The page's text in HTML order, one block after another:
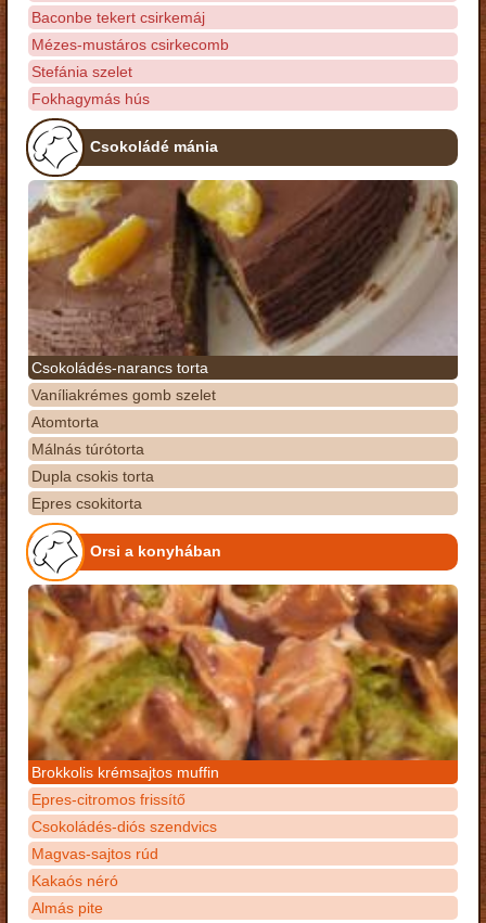
Baconbe tekert csirkemáj
Mézes-mustáros csirkecomb
Stefánia szelet
Fokhagymás hús
Csokoládé mánia
Csokoládés-narancs torta
Vaníliakrémes gomb szelet
Atomtorta
Málnás túrótorta
Dupla csokis torta
Epres csokitorta
Orsi a konyhában
Brokkolis krémsajtos muffin
Epres-citromos frissítő
Csokoládés-diós szendvics
Magvas-sajtos rúd
Kakaós néró
Almás pite